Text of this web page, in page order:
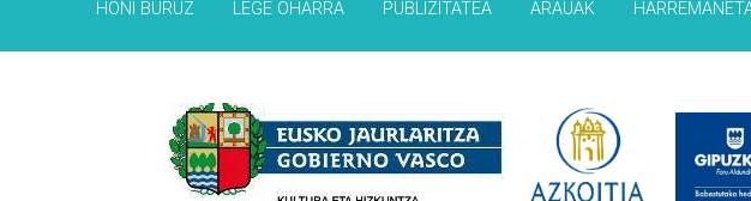
HONI BURUZ LEGE OHARRA PUBLIZITATEA ARAUAK